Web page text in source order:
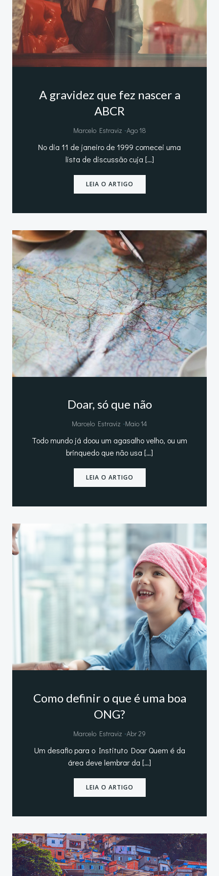
A gravidez que fez nascer a
ABCR
Marcelo Estraviz -Ago 18
No dia 11 de janeiro de 1999 comecei uma
lista de discussão cuja […]
LEIA O ARTIGO
Doar, só que não
Marcelo Estraviz -Maio 14
Todo mundo já doou um agasalho velho, ou um
brinquedo que não usa […]
LEIA O ARTIGO
Como definir o que é uma boa
ONG?
Marcelo Estraviz -Abr 29
Um desafio para o Instituto Doar Quem é da
área deve lembrar da […]
LEIA O ARTIGO